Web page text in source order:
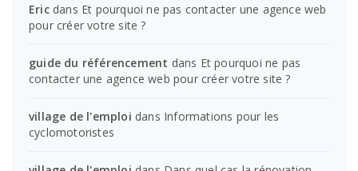
Ericdans Et pourquoi ne pas contacter une agence web
pour créer votre site ?
guide du référencement dans Et pourquoi ne pas
contacter une agence web pour créer votre site ?
village de l'emploi dans Informations pour les
cyclomotoristes